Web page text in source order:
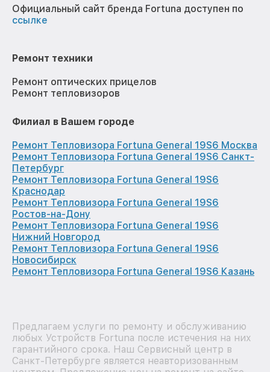
Официальный сайт бренда Fortuna доступен по
ссылке
Ремонт техники
Ремонт оптических прицелов
Ремонт тепловизоров
Филиал в Вашем городе
Ремонт Тепловизора Fortuna General 19S6 Москва
Ремонт Тепловизора Fortuna General 19S6 Санкт-
Петербург
Ремонт Тепловизора Fortuna General 19S6
Краснодар
Ремонт Тепловизора Fortuna General 19S6
Ростов-на-Дону
Ремонт Тепловизора Fortuna General 19S6
Нижний Новгород
Ремонт Тепловизора Fortuna General 19S6
Новосибирск
Ремонт Тепловизора Fortuna General 19S6 Казань
Предлагаем услуги по ремонту и обслуживанию
любых Устройств Fortuna после истечения на них
гарантийного срока. Наш Сервисный центр в
Санкт-Петербурге является неавторизованным